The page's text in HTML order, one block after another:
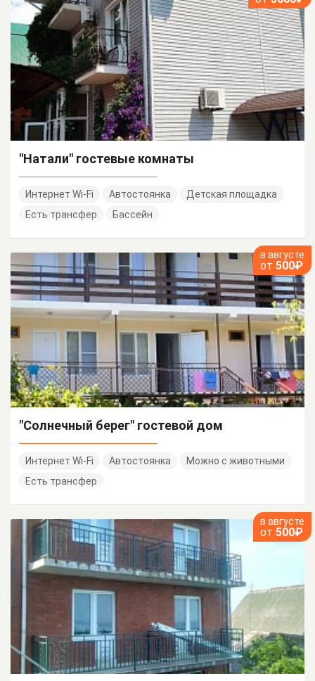
"Натали" гостевые комнаты
Интернет Wi-Fi Автостоянка
Детская площадка
Есть трансфер
Бассейн
в августе
от 500₽
"Солнечный берег" гостевой дом
Интернет Wi-Fi Автостоянка
Можно с животными
Есть трансфер
в августе
от 500₽